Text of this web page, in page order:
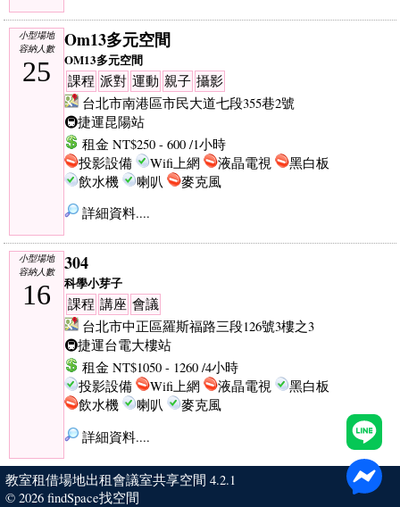
小型場地
容納人數
25
Om13多元空間
OM13多元空間
課程 派對 運動 親子 攝影
台北市南港區市民大道七段355巷2號
🚇捷運昆陽站
租金 NT$250 - 600 /1小時
投影設備
Wifi上網 液晶電視
黑白板
飲水機
喇叭
麥克風
詳細資料....
小型場地
容納人數
16
304
科學小芽子
課程 講座 會議
台北市中正區羅斯福路三段126號3樓之3
🚇捷運台電大樓站
租金 NT$1050 - 1260 /4小時
投影設備
Wifi上網 液晶電視
黑白板
飲水機
喇叭
麥克風
詳細資料....
教室租借場地出租會議室共享空間 4.2.1
© 2026 findSpace找空間